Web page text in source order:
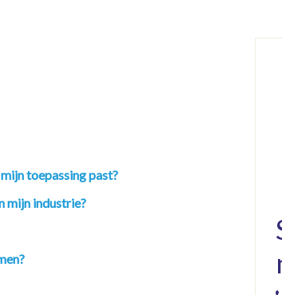
toepassing past?
mijn industrie?